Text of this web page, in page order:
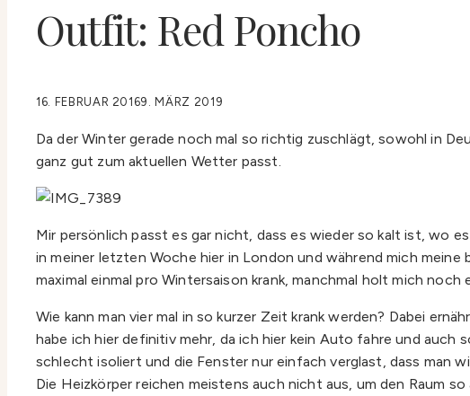
Outfit: Red Poncho
16. FEBRUAR 20169. MÄRZ 2019
Da der Winter gerade noch mal so richtig zuschlägt, sowohl in
ganz gut zum aktuellen Wetter passt.
Mir persönlich passt es gar nicht, dass es wieder so kalt ist, wo
in meiner letzten Woche hier in London und während mich
maximal einmal pro Wintersaison krank, manchmal holt mich
Wie kann man vier mal in so kurzer Zeit krank werden? Dabei
habe ich hier definitiv mehr, da ich hier kein Auto fahre und auch
schlecht isoliert und die Fenster nur einfach verglast, dass man
Die Heizkörper reichen meistens auch nicht aus, um den Raum